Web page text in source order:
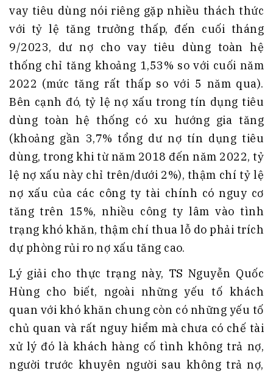
vay tiêu dùng nói riêng gặp nhiều thách thức
với tỷ lệ tăng trưởng thấp, đến cuối tháng
9/2023, dư nợ cho vay tiêu dùng toàn hệ
thống chỉ tăng khoảng 1,53% so với cuối năm
2022 (mức tăng rất thấp so với 5 năm qua).
Bên cạnh đó, tỷ lệ nợ xấu trong tín dụng tiêu
dùng toàn hệ thống có xu hướng gia tăng
(khoảng gần 3,7% tổng dư nợ tín dụng tiêu
dùng, trong khi từ năm 2018 đến năm 2022, tỷ
lệ nợ xấu này chỉ trên/dưới 2%), thậm chí tỷ lệ
nợ xấu của các công ty tài chính có nguy cơ
tăng trên 15%, nhiều công ty lâm vào tình
trạng khó khăn, thậm chí thua lỗ do phải trích
dự phòng rủi ro nợ xấu tăng cao.
Lý giải cho thực trạng này, TS Nguyễn Quốc
Hùng cho biết, ngoài những yếu tố khách
quan với khó khăn chung còn có những yếu tố
chủ quan và rất nguy hiểm mà chưa có chế tài
xử lý đó là khách hàng cố tình không trả nợ,
người trước khuyên người sau không trả nợ,